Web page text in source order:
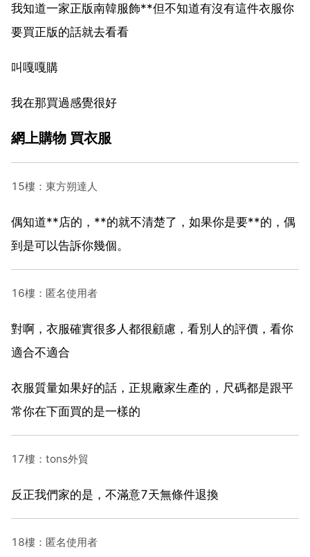
我知道一家正版南韓服飾**但不知道有沒有這件衣服你
要買正版的話就去看看
叫嘎嘎購
我在那買過感覺很好
網上購物 買衣服
15樓：東方朔達人
偶知道**店的，**的就不清楚了，如果你是要**的，偶
到是可以告訴你幾個。
16樓：匿名使用者
對啊，衣服確實很多人都很顧慮，看別人的評價，看你
適合不適合
衣服質量如果好的話，正規廠家生產的，尺碼都是跟平
常你在下面買的是一樣的
17樓：tons外貿
反正我們家的是，不滿意7天無條件退換
18樓：匿名使用者